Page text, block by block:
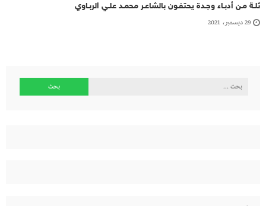
ثلـة مـن أدبـاء وجـدة يحتفـون بالشاعـر محمـد علـي الربـاوي
29 ديسمبر، 2021
البحث